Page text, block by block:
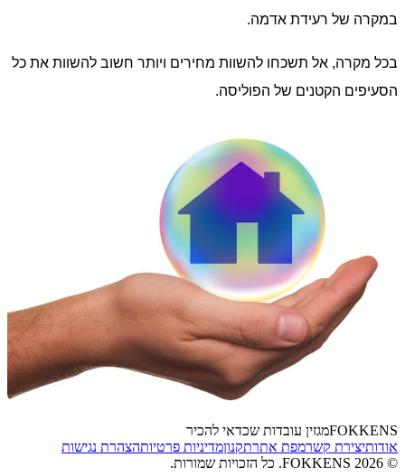
במקרה של רעידת אדמה.
בכל מקרה, אל תשכחו להשוות מחירים ויותר חשוב להשוות את כל
הסעיפים הקטנים של הפוליסה.
FOKKENSמגזין עובדות שכדאי להכיר
אודותיצירת קשרמפת אתרתקנוןמדיניות פרטיותהצהרת נגישות
©
2026